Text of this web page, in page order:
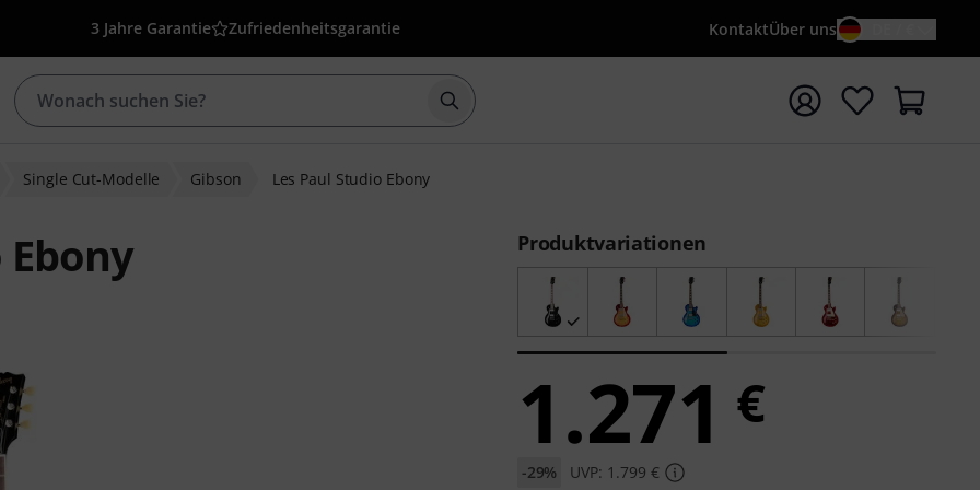
3 Jahre Garantie Zufriedenheitsgarantie KontaktÜber uns
Suche mit Suchwort {searchTerm} starten
Single Cut-Modelle Gibson Les Paul Studio Ebony
Produktvariationen
1.271 €
-29% UVP: 1.799 €